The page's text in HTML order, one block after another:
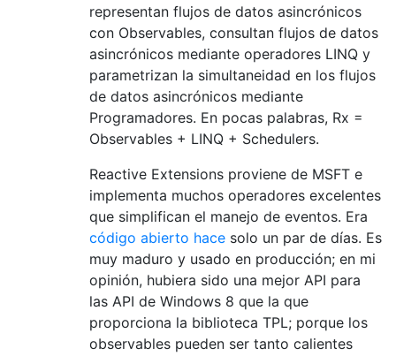
representan flujos de datos asincrónicos
con Observables, consultan flujos de datos
asincrónicos mediante operadores LINQ y
parametrizan la simultaneidad en los flujos
de datos asincrónicos mediante
Programadores. En pocas palabras, Rx =
Observables + LINQ + Schedulers.
Reactive Extensions proviene de MSFT e
implementa muchos operadores excelentes
que simplifican el manejo de eventos. Era
código abierto hace solo un par de días. Es
muy maduro y usado en producción; en mi
opinión, hubiera sido una mejor API para
las API de Windows 8 que la que
proporciona la biblioteca TPL; porque los
observables pueden ser tanto calientes